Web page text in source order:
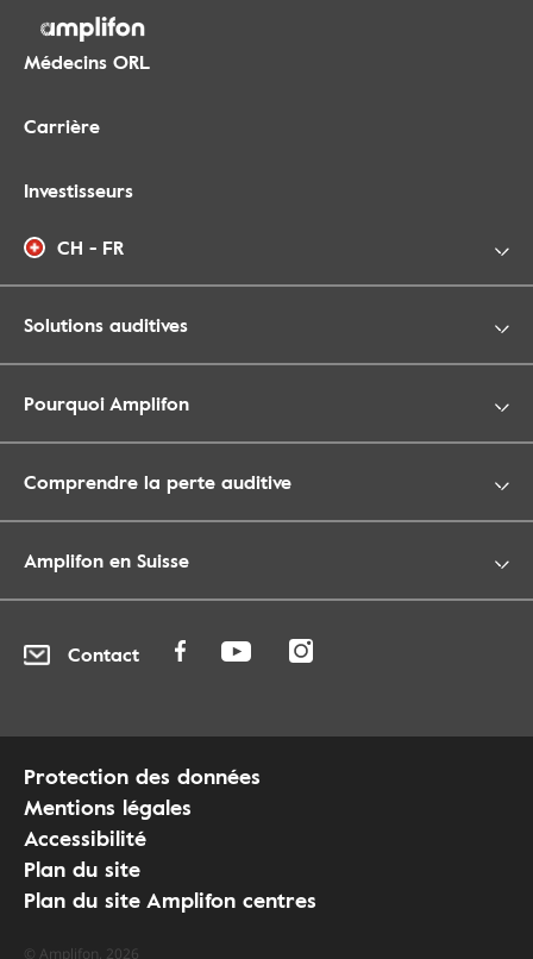
Médecins ORL
Carrière
Investisseurs
CH - FR
Solutions auditives
Pourquoi Amplifon
Comprendre la perte auditive
Amplifon en Suisse
Contact
Protection des données
Mentions légales
Accessibilité
Plan du site
Plan du site Amplifon centres
© Amplifon, 2026